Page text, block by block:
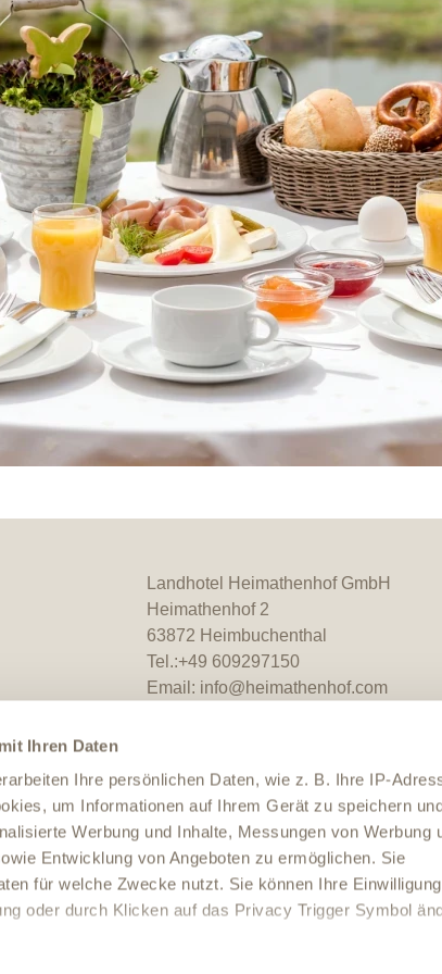
Ihren Daten
Ihre persönlichen Daten, wie z. B. Ihre IP-
um Informationen auf Ihrem Gerät zu speichern
Werbung und Inhalte, Messungen von Werbung
Entwicklung von Angeboten zu ermöglichen. Sie
für welche Zwecke nutzt. Sie können Ihre Einwilligung
oder durch Klicken auf das Privacy Trigger Symbol
Landhotel Heimathenhof GmbH
Heimathenhof 2
63872 Heimbuchenthal
Tel.:+49 609297150
Email: info@heimathenhof.com